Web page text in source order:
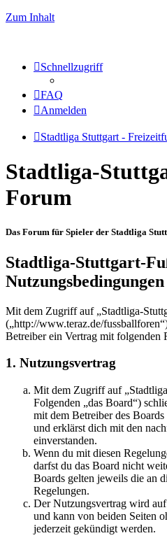
Zum Inhalt
Schnellzugriff
FAQ
Anmelden
Stadtliga Stuttgart -
Stadtliga-
Forum
Das Forum für Spieler der Stadtliga
Stadtliga-Stuttgart-
Nutzungsbedingungen
Mit dem Zugriff auf „Stadtliga-
(„http://www.teraz.de/
Betreiber ein Vertrag mit folgenden
1. Nutzungsvertrag
Mit dem Zugriff auf
Folgenden „das Board“)
mit dem Betreiber des
und erklärst dich mit den
einverstanden.
Wenn du mit diesen
darfst du das Board nicht
Boards gelten jeweils die an
Regelungen.
Der Nutzungsvertrag wird
und kann von beiden Seiten
jederzeit gekündigt werden.